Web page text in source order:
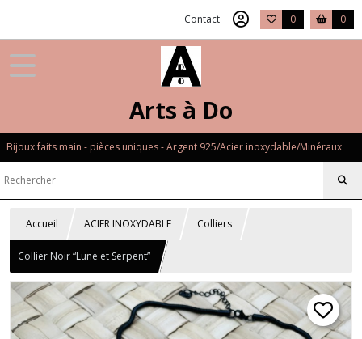
Contact 0 0
Arts à Do
Bijoux faits main - pièces uniques - Argent 925/Acier inoxydable/Minéraux
Accueil ACIER INOXYDABLE Colliers
Collier Noir “Lune et Serpent”